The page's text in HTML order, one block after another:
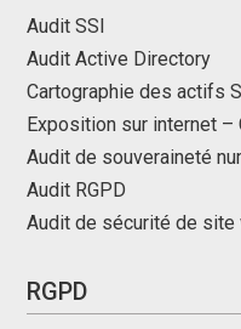
Audit SSI
Audit Active Directory
Cartographie des actifs
Exposition sur internet –
Audit de souveraineté
Audit RGPD
Audit de sécurité de site
RGPD